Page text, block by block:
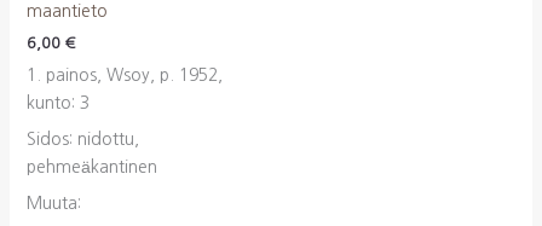
maantieto
6,00 €
1. painos, Wsoy, p. 1952,
kunto: 3
Sidos: nidottu,
pehmeäkantinen
Muuta: